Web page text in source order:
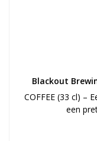
Blackout
COFFEE (33 cl) –
een